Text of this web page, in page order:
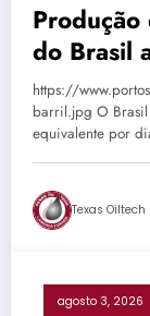
do Brasil
boe/d
https://
barril.jpg O
equivalente por
Texas
agosto 3, 2026